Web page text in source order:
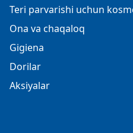
Teri parvarishi uchun
Ona va chaqaloq
Gigiena
Dorilar
Aksiyalar